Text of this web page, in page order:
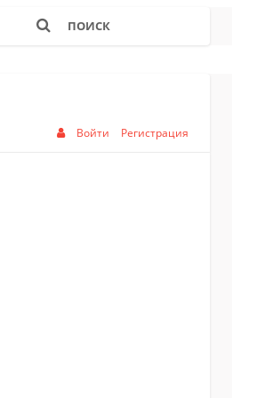
ПОИСК
Войти Регистрация